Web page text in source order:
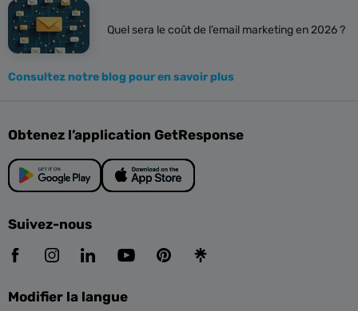
Quel sera le coût de l’email marketing en 2026 ?
Consultez notre blog pour en savoir plus
Obtenez l’application GetResponse
Suivez-nous
Modifier la langue